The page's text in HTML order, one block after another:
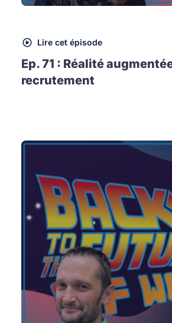
Lire cet épisode
Ep. 71 : Réalité
recrutement